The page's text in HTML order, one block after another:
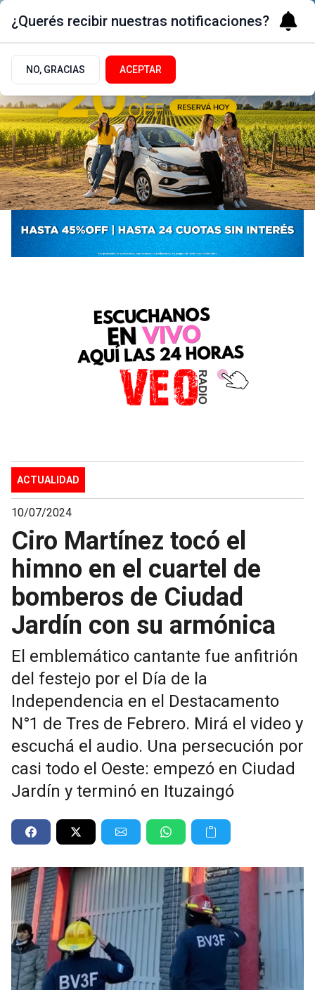
ACTUALIDAD
10/07/2024
Ciro Martínez tocó el
himno en el cuartel de
bomberos de Ciudad
Jardín con su armónica
El emblemático cantante fue anfitrión
del festejo por el Día de la
Independencia en el Destacamento
N°1 de Tres de Febrero. Mirá el video y
escuchá el audio. Una persecución por
casi todo el Oeste: empezó en Ciudad
Jardín y terminó en Ituzaingó
¿Querés recibir nuestras notificaciones?
NO, GRACIAS ACEPTAR